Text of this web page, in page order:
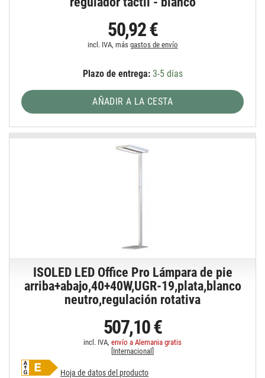
50,92 €
incl. IVA, más gastos de envío
Plazo de entrega:3-5 días
AÑADIR A LA CESTA
ISOLED LED Office Pro Lámpara de pie
arriba+abajo,40+40W,UGR-19,plata,blanco
neutro,regulación rotativa
507,10 €
incl. IVA,envío a Alemania gratis
Internacional
Hoja de datos del producto